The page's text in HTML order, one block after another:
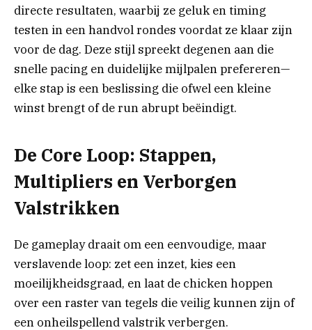
directe resultaten, waarbij ze geluk en timing
testen in een handvol rondes voordat ze klaar zijn
voor de dag. Deze stijl spreekt degenen aan die
snelle pacing en duidelijke mijlpalen prefereren—
elke stap is een beslissing die ofwel een kleine
winst brengt of de run abrupt beëindigt.
De Core Loop: Stappen,
Multipliers en Verborgen
Valstrikken
De gameplay draait om een eenvoudige, maar
verslavende loop: zet een inzet, kies een
moeilijkheidsgraad, en laat de chicken hoppen
over een raster van tegels die veilig kunnen zijn of
een onheilspellend valstrik verbergen.